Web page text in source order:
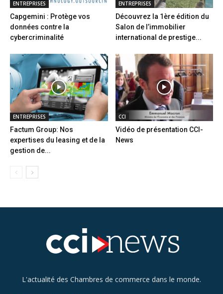
ENTREPRISES
Capgemini : Protège vos
données contre la
cybercriminalité
ENTREPRISES
Découvrez la 1ère édition du
Salon de l’immobilier
international de prestige...
ENTREPRISES
Factum Group: Nos
expertises du leasing et de la
gestion de...
CCI
Vidéo de présentation CCI-
News
L'actualité des Chambres de commerce dans le monde.